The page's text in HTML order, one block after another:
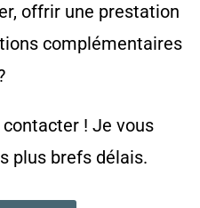
offrir une prestation
complémentaires
contacter ! Je vous
plus brefs délais.